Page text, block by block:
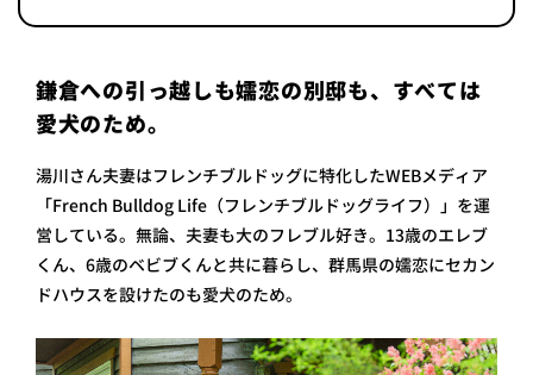
鎌倉への引っ越しも嬬恋の別邸も、すべては
愛犬のため。
湯川さん夫妻はフレンチブルドッグに特化したWEBメディア
「French Bulldog Life（フレンチブルドッグライフ）」を運
営している。無論、夫妻も大のフレブル好き。13歳のエレブ
くん、6歳のベビブくんと共に暮らし、群馬県の嬬恋にセカン
ドハウスを設けたのも愛犬のため。